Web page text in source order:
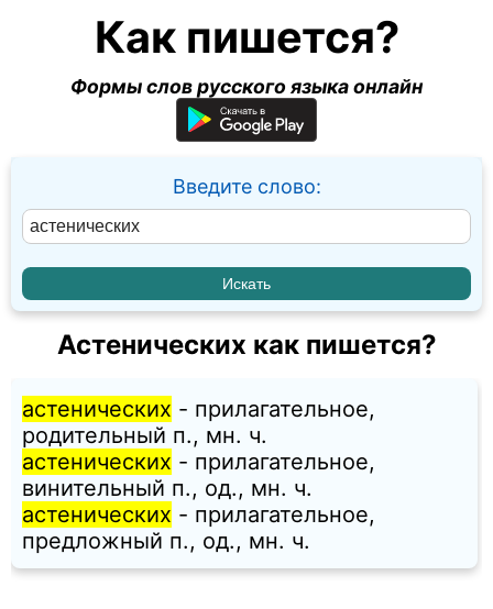
Как пишется?
Формы слов русского языка онлайн
Введите слово:
Астенических как пишется?
астенических - прилагательное,
родительный п., мн. ч.
астенических - прилагательное,
винительный п., од., мн. ч.
астенических - прилагательное,
предложный п., од., мн. ч.